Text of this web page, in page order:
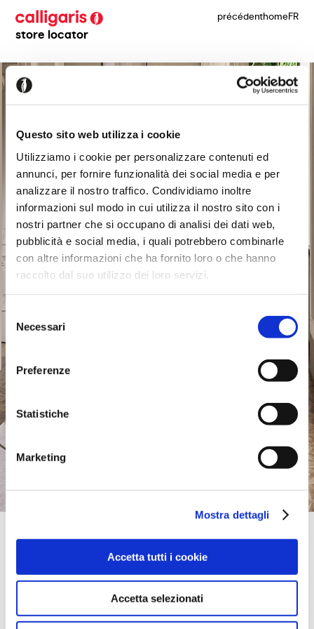
Questo sito web utilizza i cookie
Utilizziamo i cookie per personalizzare contenuti ed
annunci, per fornire funzionalità dei social media e per
analizzare il nostro traffico. Condividiamo inoltre
informazioni sul modo in cui utilizza il nostro sito con i
nostri partner che si occupano di analisi dei dati web,
pubblicità e social media, i quali potrebbero combinarle
con altre informazioni che ha fornito loro o che hanno
raccolto dal suo utilizzo dei loro servizi.
Selezione
del
consenso
Necessari
Preferenze
Statistiche
Marketing
Mostra dettagli
Accetta tutti i cookie
Accetta selezionati
store locator
précédenthomeFR
1741 WEST ST. PAUL AVENUE,
53233, MILWAUKEE, WI, États-Unis
itinéraire